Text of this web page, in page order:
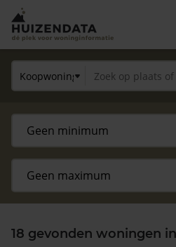
18 gevonden woningen